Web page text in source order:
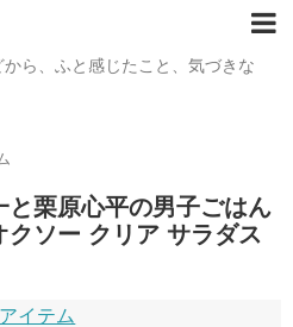
ら、ふと感じたこと、気づきな
栗原心平の男子ごはん
ソー クリア サラダス
イテム